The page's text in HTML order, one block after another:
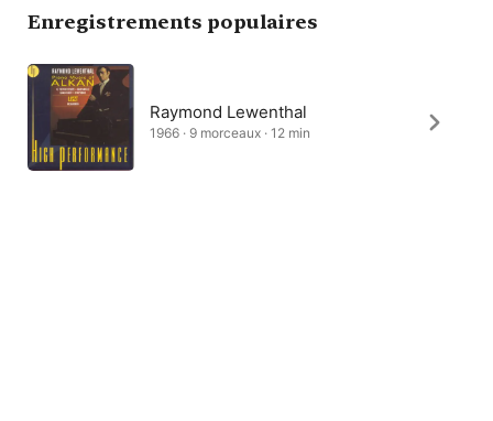
Enregistrements populaires
Raymond Lewenthal
1966 · 9 morceaux · 12 min